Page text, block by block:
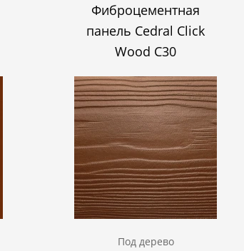
Фиброцементная
панель Cedral Click
Wood C30
Под дерево